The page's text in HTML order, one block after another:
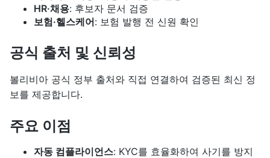
HR·채용: 후보자 문서 검증
보험·헬스케어: 보험 발행 전 신원 확인
공식 출처 및 신뢰성
볼리비아 공식 정부 출처와 직접 연결하여 검증된 최신 정
보를 제공합니다.
주요 이점
자동 컴플라이언스: KYC를 효율화하여 사기를 방지